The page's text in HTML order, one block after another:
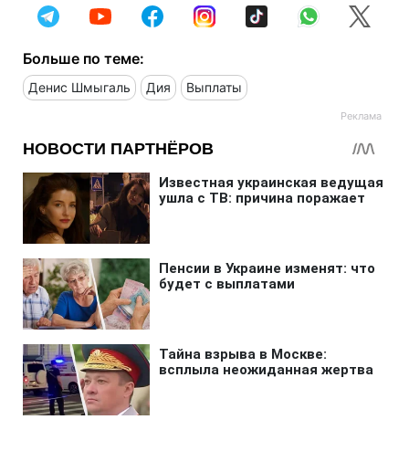
Больше по теме:
Денис Шмыгаль Дия Выплаты